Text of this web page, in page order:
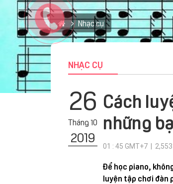
Nhạc cụ
NHẠC CỤ
26
Tháng 10
2019
Cách
những
01 : 45 GMT+7 |
Để học piano,
luyện tập chơi đàn